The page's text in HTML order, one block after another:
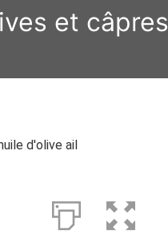
et câpres
d'olive ail